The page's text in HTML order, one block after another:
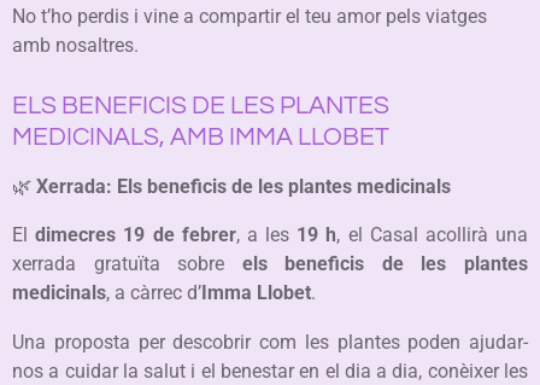
No t’ho perdis i vine a compartir el teu amor pels viatges
amb nosaltres.
ELS BENEFICIS DE LES PLANTES
MEDICINALS, AMB IMMA LLOBET
🌿 Xerrada: Els beneficis de les plantes medicinals
Eldimecres 19 de febrer, a les 19 h, el Casal acollirà una
xerrada gratuïta sobre els beneficis de les plantes
medicinals, a càrrec d’ Imma Llobet.
Una proposta per descobrir com les plantes poden ajudar-
nos a cuidar la salut i el benestar en el dia a dia, conèixer les